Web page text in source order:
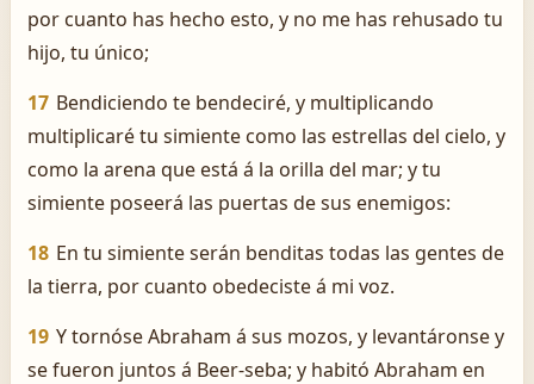
por cuanto has hecho esto, y no me has rehusado tu
hijo, tu único;
17 Bendiciendo te bendeciré, y multiplicando
multiplicaré tu simiente como las estrellas del cielo, y
como la arena que está á la orilla del mar; y tu
simiente poseerá las puertas de sus enemigos:
18 En tu simiente serán benditas todas las gentes de
la tierra, por cuanto obedeciste á mi voz.
19 Y tornóse Abraham á sus mozos, y levantáronse y
se fueron juntos á Beer-seba; y habitó Abraham en